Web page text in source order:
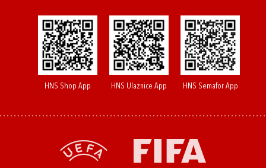
HNS Shop App HNS Ulaznice App HNS Semafor App